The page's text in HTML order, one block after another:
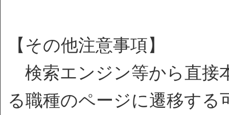
【その他注意事項】
検索エンジン等から直接
る職種のページに遷移す